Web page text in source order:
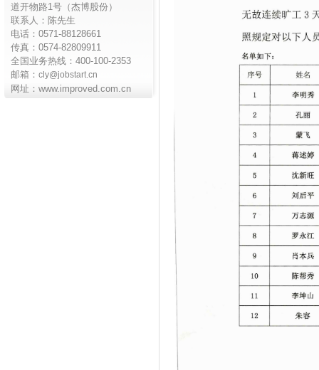
道开物路1号（杰博股份）
联系人：陈先生
电话：0571-88128661
传真：0574-82809911
全国业务热线：400-100-2353
邮箱： cly@jobstart.cn
网址： www.improved.com.cn